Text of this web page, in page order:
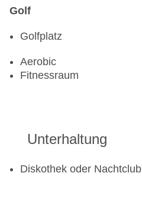
Golf
Golfplatz
Aerobic
Fitnessraum
Unterhaltung
Diskothek oder Nachtclub